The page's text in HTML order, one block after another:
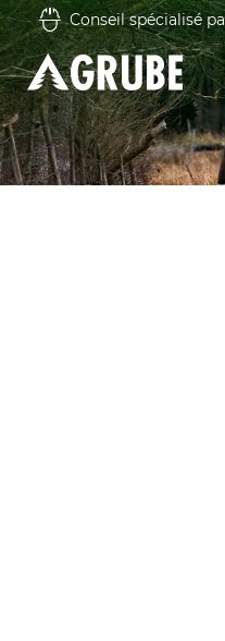
Conseil spécialisé